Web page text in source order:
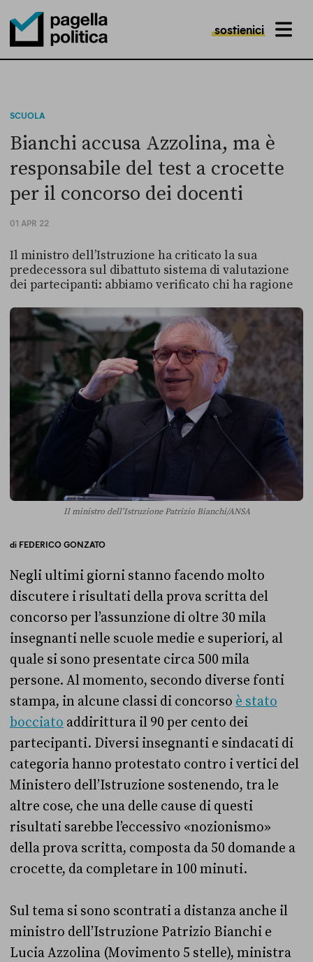
Pagella Politica Logo
sostienici MENU
SCUOLA
Bianchi accusa Azzolina, ma è
responsabile del test a crocette
per il concorso dei docenti
01 APR 22
Il ministro dell’Istruzione ha criticato la sua
predecessora sul dibattuto sistema di valutazione
dei partecipanti: abbiamo verificato chi ha ragione
Il ministro dell’Istruzione Patrizio Bianchi/ANSA
di FEDERICO GONZATO
Negli ultimi giorni stanno facendo molto
discutere i risultati della prova scritta del
concorso per l’assunzione di oltre 30 mila
insegnanti nelle scuole medie e superiori, al
quale si sono presentate circa 500 mila
persone. Al momento, secondo diverse fonti
stampa, in alcune classi di concorso è stato
bocciato addirittura il 90 per cento dei
partecipanti. Diversi insegnanti e sindacati di
categoria hanno protestato contro i vertici del
Ministero dell’Istruzione sostenendo, tra le
altre cose, che una delle cause di questi
risultati sarebbe l’eccessivo «nozionismo»
della prova scritta, composta da 50 domande a
crocette, da completare in 100 minuti.
Sul tema si sono scontrati a distanza anche il
ministro dell’Istruzione Patrizio Bianchi e
Lucia Azzolina (Movimento 5 stelle), ministra